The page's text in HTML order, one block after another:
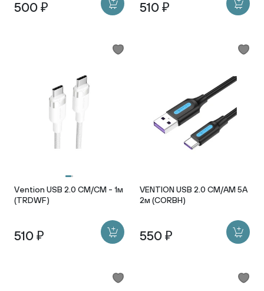
500 ₽ 510 ₽
Vention USB 2.0 CM/CM - 1м
(TRDWF)
510 ₽
VENTION USB 2.0 CM/AM 5A
2м (CORBH)
550 ₽